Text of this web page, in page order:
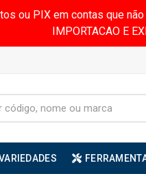
ou PIX em contas que
IMPORTACAO E